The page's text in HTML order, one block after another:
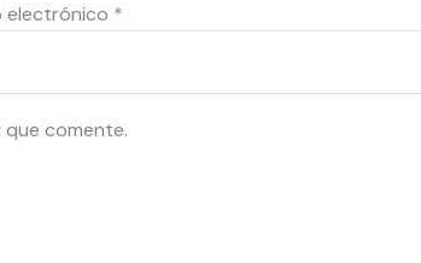
electrónico *
comente.